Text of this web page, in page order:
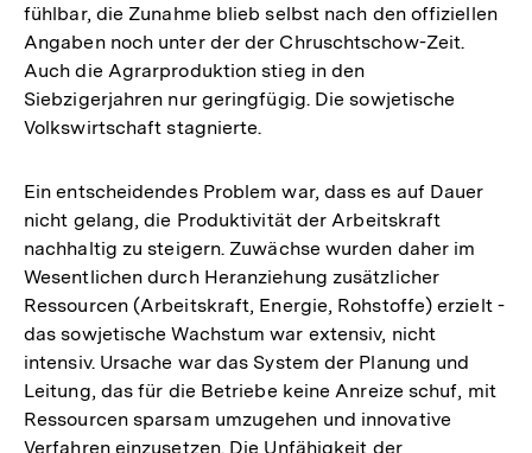
fühlbar, die Zunahme blieb selbst nach den offiziellen
Angaben noch unter der der Chruschtschow-Zeit.
Auch die Agrarproduktion stieg in den
Siebzigerjahren nur geringfügig. Die sowjetische
Volkswirtschaft stagnierte.
Ein entscheidendes Problem war, dass es auf Dauer
nicht gelang, die Produktivität der Arbeitskraft
nachhaltig zu steigern. Zuwächse wurden daher im
Wesentlichen durch Heranziehung zusätzlicher
Ressourcen (Arbeitskraft, Energie, Rohstoffe) erzielt -
das sowjetische Wachstum war extensiv, nicht
intensiv. Ursache war das System der Planung und
Leitung, das für die Betriebe keine Anreize schuf, mit
Ressourcen sparsam umzugehen und innovative
Verfahren einzusetzen. Die Unfähigkeit der